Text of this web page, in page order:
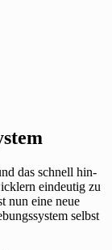
das schnell hin-
eindeutig zu
nun eine neue
selbst